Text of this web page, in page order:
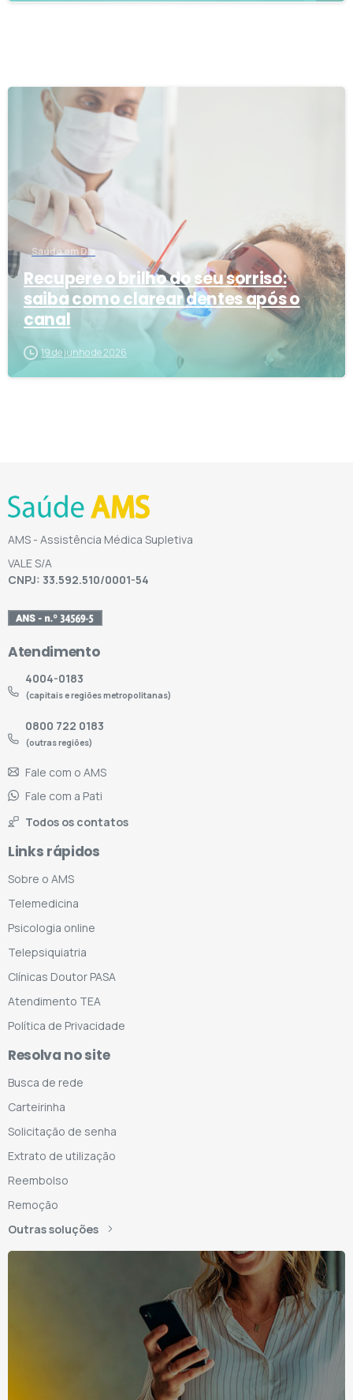
Saúde em Dia
Recupere o brilho do seu sorriso:
saiba como clarear dentes após o
canal
19 de junho de 2026
AMS - Assistência Médica Supletiva
VALE S/A
CNPJ: 33.592.510/0001-54
Atendimento
4004-0183
(capitais e regiões metropolitanas)
0800 722 0183
(outras regiões)
Fale com o AMS
Fale com a Pati
Todos os contatos
Links rápidos
Sobre o AMS
Telemedicina
Psicologia online
Telepsiquiatria
Clínicas Doutor PASA
Atendimento TEA
Política de Privacidade
Resolva no site
Busca de rede
Carteirinha
Solicitação de senha
Extrato de utilização
Reembolso
Remoção
Outras soluções
no seu